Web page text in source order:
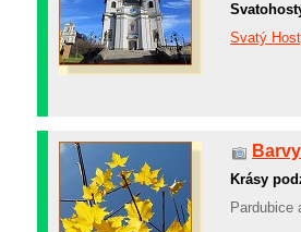
Svatý
Krásy
Pardubice